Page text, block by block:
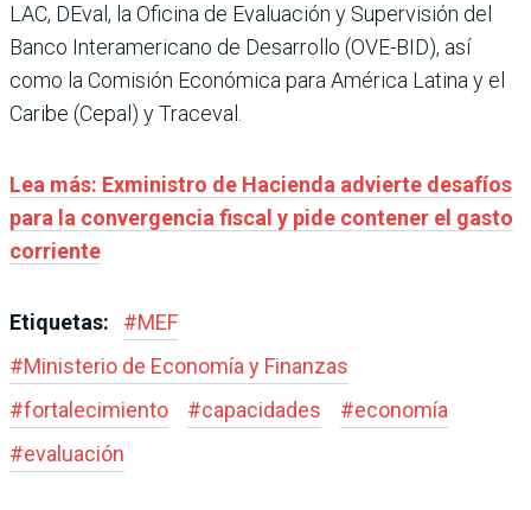
LAC, DEval, la Oficina de Evaluación y Supervisión del
Banco Interamericano de Desarrollo (OVE-BID), así
como la Comisión Económica para América Latina y el
Caribe (Cepal) y Traceval.
Lea más: Exministro de Hacienda advierte desafíos
para la convergencia fiscal y pide contener el gasto
corriente
Etiquetas: #MEF
#Ministerio de Economía y Finanzas
#fortalecimiento #capacidades #economía
#evaluación